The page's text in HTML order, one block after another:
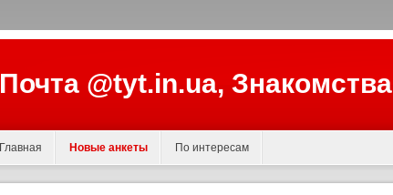
Почта @tyt.in.ua, Знакомства
Главная Новые анкеты По интересам